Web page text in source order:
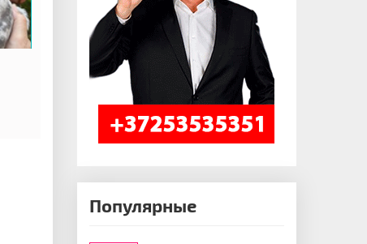
Популярные